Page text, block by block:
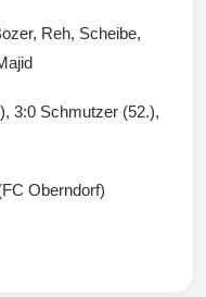
Reh, Scheibe,
3:0 Schmutzer (52.),
Oberndorf)